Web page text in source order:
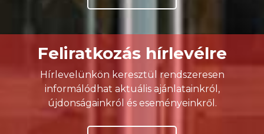
Feliratkozás hírlevélre
Hírlevelünkön keresztül rendszeresen
informálódhat aktuális ajánlatainkról,
újdonságainkról és eseményeinkről.